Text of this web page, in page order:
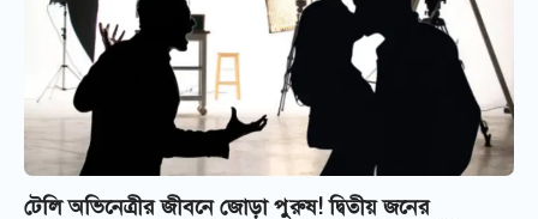
টেলি অভিনেত্রীর জীবনে জোড়া পুরুষ! দ্বিতীয় জনের